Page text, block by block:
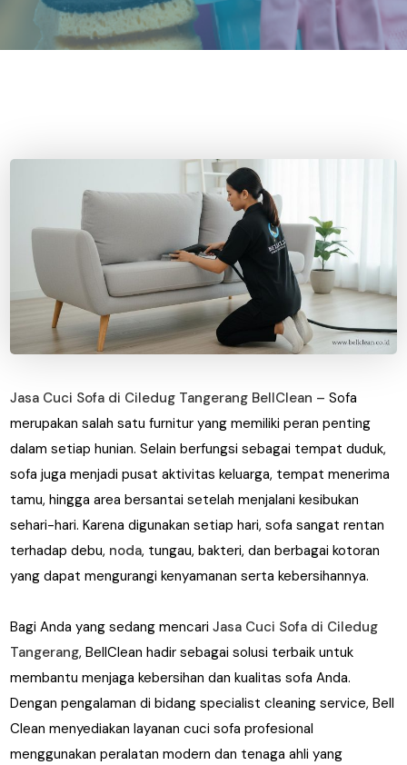
Jasa Cuci Sofa di Ciledug Tangerang BellClean – Sofa
merupakan salah satu furnitur yang memiliki peran penting
dalam setiap hunian. Selain berfungsi sebagai tempat duduk,
sofa juga menjadi pusat aktivitas keluarga, tempat menerima
tamu, hingga area bersantai setelah menjalani kesibukan
sehari-hari. Karena digunakan setiap hari, sofa sangat rentan
terhadap debu, noda, tungau, bakteri, dan berbagai kotoran
yang dapat mengurangi kenyamanan serta kebersihannya.
Bagi Anda yang sedang mencariJasa Cuci Sofa di Ciledug
Tangerang, BellClean hadir sebagai solusi terbaik untuk
membantu menjaga kebersihan dan kualitas sofa Anda.
Dengan pengalaman di bidang specialist cleaning service, Bell
Clean menyediakan layanan cuci sofa profesional
menggunakan peralatan modern dan tenaga ahli yang